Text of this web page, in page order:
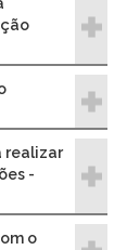
realizar
-
o